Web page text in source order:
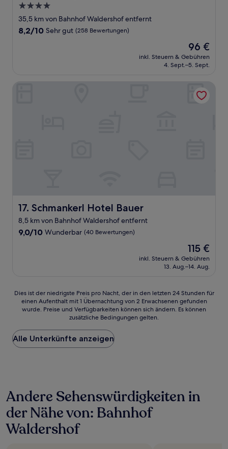
4.0-
Sterne-
Unterkunft
35,5 km von Bahnhof Waldershof entfernt
8.2
Bewertungen)
8,2/10 Sehr gut (258 Bewertungen)
Der
Preis
beträgt
96 €
inkl. Steuern & Gebühren
4. Sept.–5. Sept.
17. Schmankerl Hotel Bauer
Schmankerl Hotel Bauer
8,5 km von Bahnhof Waldershof entfernt
9.0
9,0/10 Wunderbar (40 Bewertungen)
Der
Preis
beträgt
115 €
inkl. Steuern & Gebühren
13. Aug.–14. Aug.
Dies
der
Preis
pro
Nacht,
24 Stunden
für
einen
Aufenthalt
mit
Dies ist der niedrigste Preis pro Nacht, der in den letzten 24 Stunden für
einen Aufenthalt mit 1 Übernachtung von 2 Erwachsenen gefunden
wurde. Preise und Verfügbarkeiten können sich ändern. Es können
zusätzliche Bedingungen gelten.
Alle Unterkünfte anzeigen
Andere Sehenswürdigkeiten in
der Nähe von: Bahnhof
Waldershof